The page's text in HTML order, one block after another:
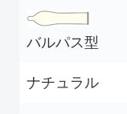
バルパス型
ナチュラル